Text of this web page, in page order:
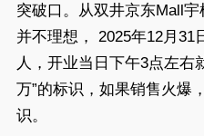
突破口。从双井京东Mall
并不理想， 2025年12月31
人，开业当日下午3点左右
万”的标识，如果销售火爆
识。